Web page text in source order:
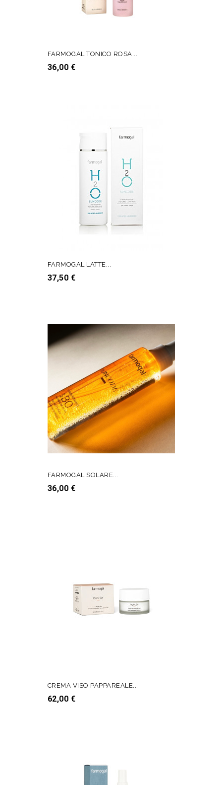
FARMOGAL TONICO ROSA...
Prezzo
36,00 €
AGGIUNGI AL CARRELLO
FARMOGAL LATTE...
Prezzo
37,50 €
AGGIUNGI AL CARRELLO
FARMOGAL SOLARE...
Prezzo
36,00 €
AGGIUNGI AL CARRELLO
CREMA VISO PAPPAREALE...
Prezzo
62,00 €
AGGIUNGI AL CARRELLO